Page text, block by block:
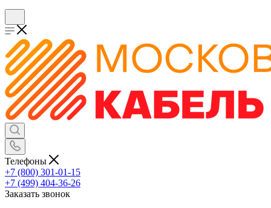
Телефоны
+7 (800) 301-01-15
+7 (499) 404-36-26
Заказать звонок